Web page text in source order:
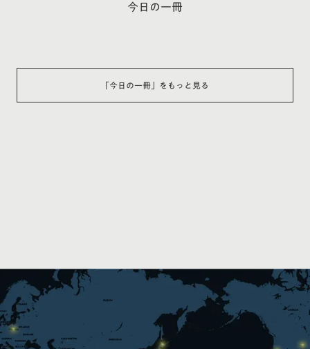
今日の一冊
「今日の一冊 」をもっと見る